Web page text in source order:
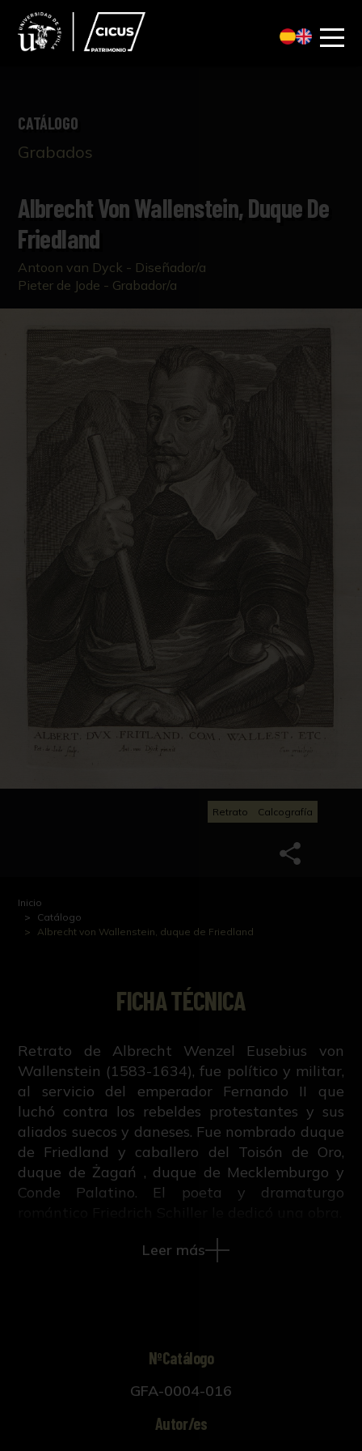
CATÁLOGO
Grabados
Albrecht Von Wallenstein, Duque De
Friedland
Antoon van Dyck - Diseñador/a
Pieter de Jode - Grabador/a
Retrato Calcografía
Inicio
Catálogo
Albrecht von Wallenstein, duque de Friedland
FICHA TÉCNICA
Retrato de Albrecht Wenzel Eusebius von
Wallenstein (1583-1634), fue político y militar,
al servicio del emperador Fernando II que
luchó contra los rebeldes protestantes y sus
aliados suecos y daneses. Fue nombrado duque
de Friedland y caballero del Toisón de Oro,
duque de Żagań , duque de Mecklemburgo y
Conde Palatino. El poeta y dramaturgo
DVX. FRITLAND. COM. WALLEST. ETC."
Ámsterdam y Leipzig en 1759.
Leer más
NºCatálogo
GFA-0004-016
Autor/es